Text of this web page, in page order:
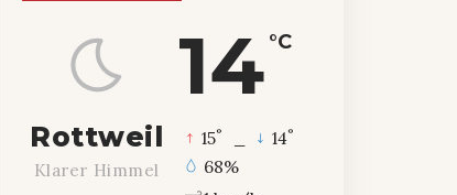
14 °C
Rottweil
Klarer Himmel
15° 14°
68%